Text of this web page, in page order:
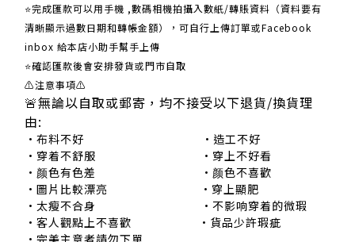
⭐完成匯款可以用手機 ,數碼相機拍攝入數紙/轉賬資料（資料要有
清晰顯示過數日期和轉帳金額），可自行上傳訂單或Facebook
inbox 給本店小助手幫手上傳
⭐確認匯款後會安排發貨或門市自取
⚠注意事項⚠
🚨無論以自取或郵寄，均不接受以下退貨/換貨理
由:
•布料不好 •造工不好
•穿着不舒服 •穿上不好看
•颜色有色差 •颜色不喜歡
•圖片比較漂亮 •穿上顯肥
•太瘦不合身 •不影响穿着的微瑕
•客人觀點上不喜歡 •貨品少許瑕疵
•完美主意者請勿下單